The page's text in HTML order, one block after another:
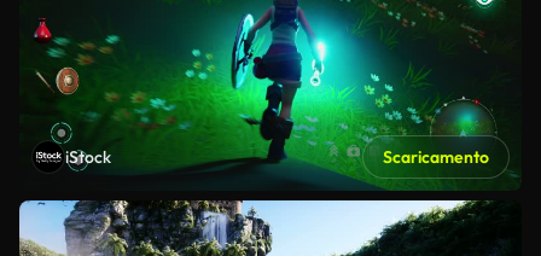
iStock Scaricamento